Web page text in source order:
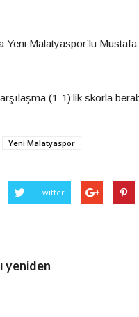
Yeni Malatyaspor’lu
(1-1)’lik skorla
Yeni Malatyaspor
Twitter
yeniden